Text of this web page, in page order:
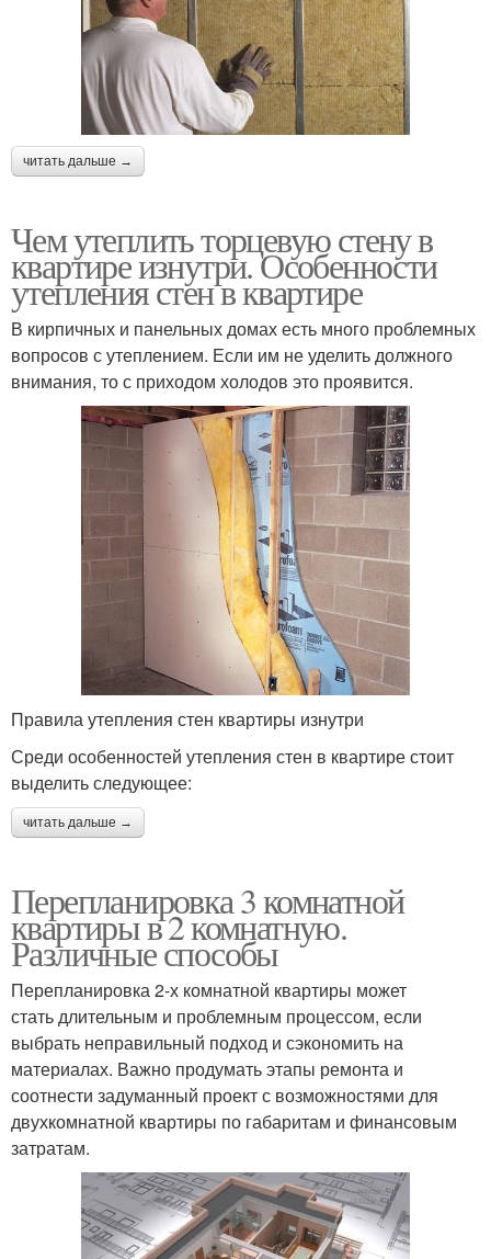
читать дальше →
Чем утеплить торцевую стену в
квартире изнутри. Особенности
утепления стен в квартире
В кирпичных и панельных домах есть много проблемных
вопросов с утеплением. Если им не уделить должного
внимания, то с приходом холодов это проявится.
Правила утепления стен квартиры изнутри
Среди особенностей утепления стен в квартире стоит
выделить следующее:
читать дальше →
Перепланировка 3 комнатной
квартиры в 2 комнатную.
Различные способы
Перепланировка 2-х комнатной квартиры может
стать длительным и проблемным процессом, если
выбрать неправильный подход и сэкономить на
материалах. Важно продумать этапы ремонта и
соотнести задуманный проект с возможностями для
двухкомнатной квартиры по габаритам и финансовым
затратам.